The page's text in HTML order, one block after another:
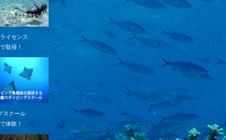
イセンス
取得！
スクール
体験！